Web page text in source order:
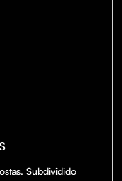
Subdividido